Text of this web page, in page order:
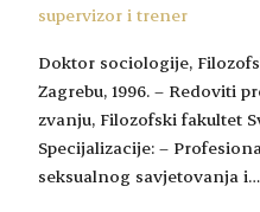
supervizor i trener
Doktor sociologije,
Zagrebu, 1996. – Redoviti
zvanju, Filozofski fakultet
Specijalizacije: –
seksualnog savjetovanja i…